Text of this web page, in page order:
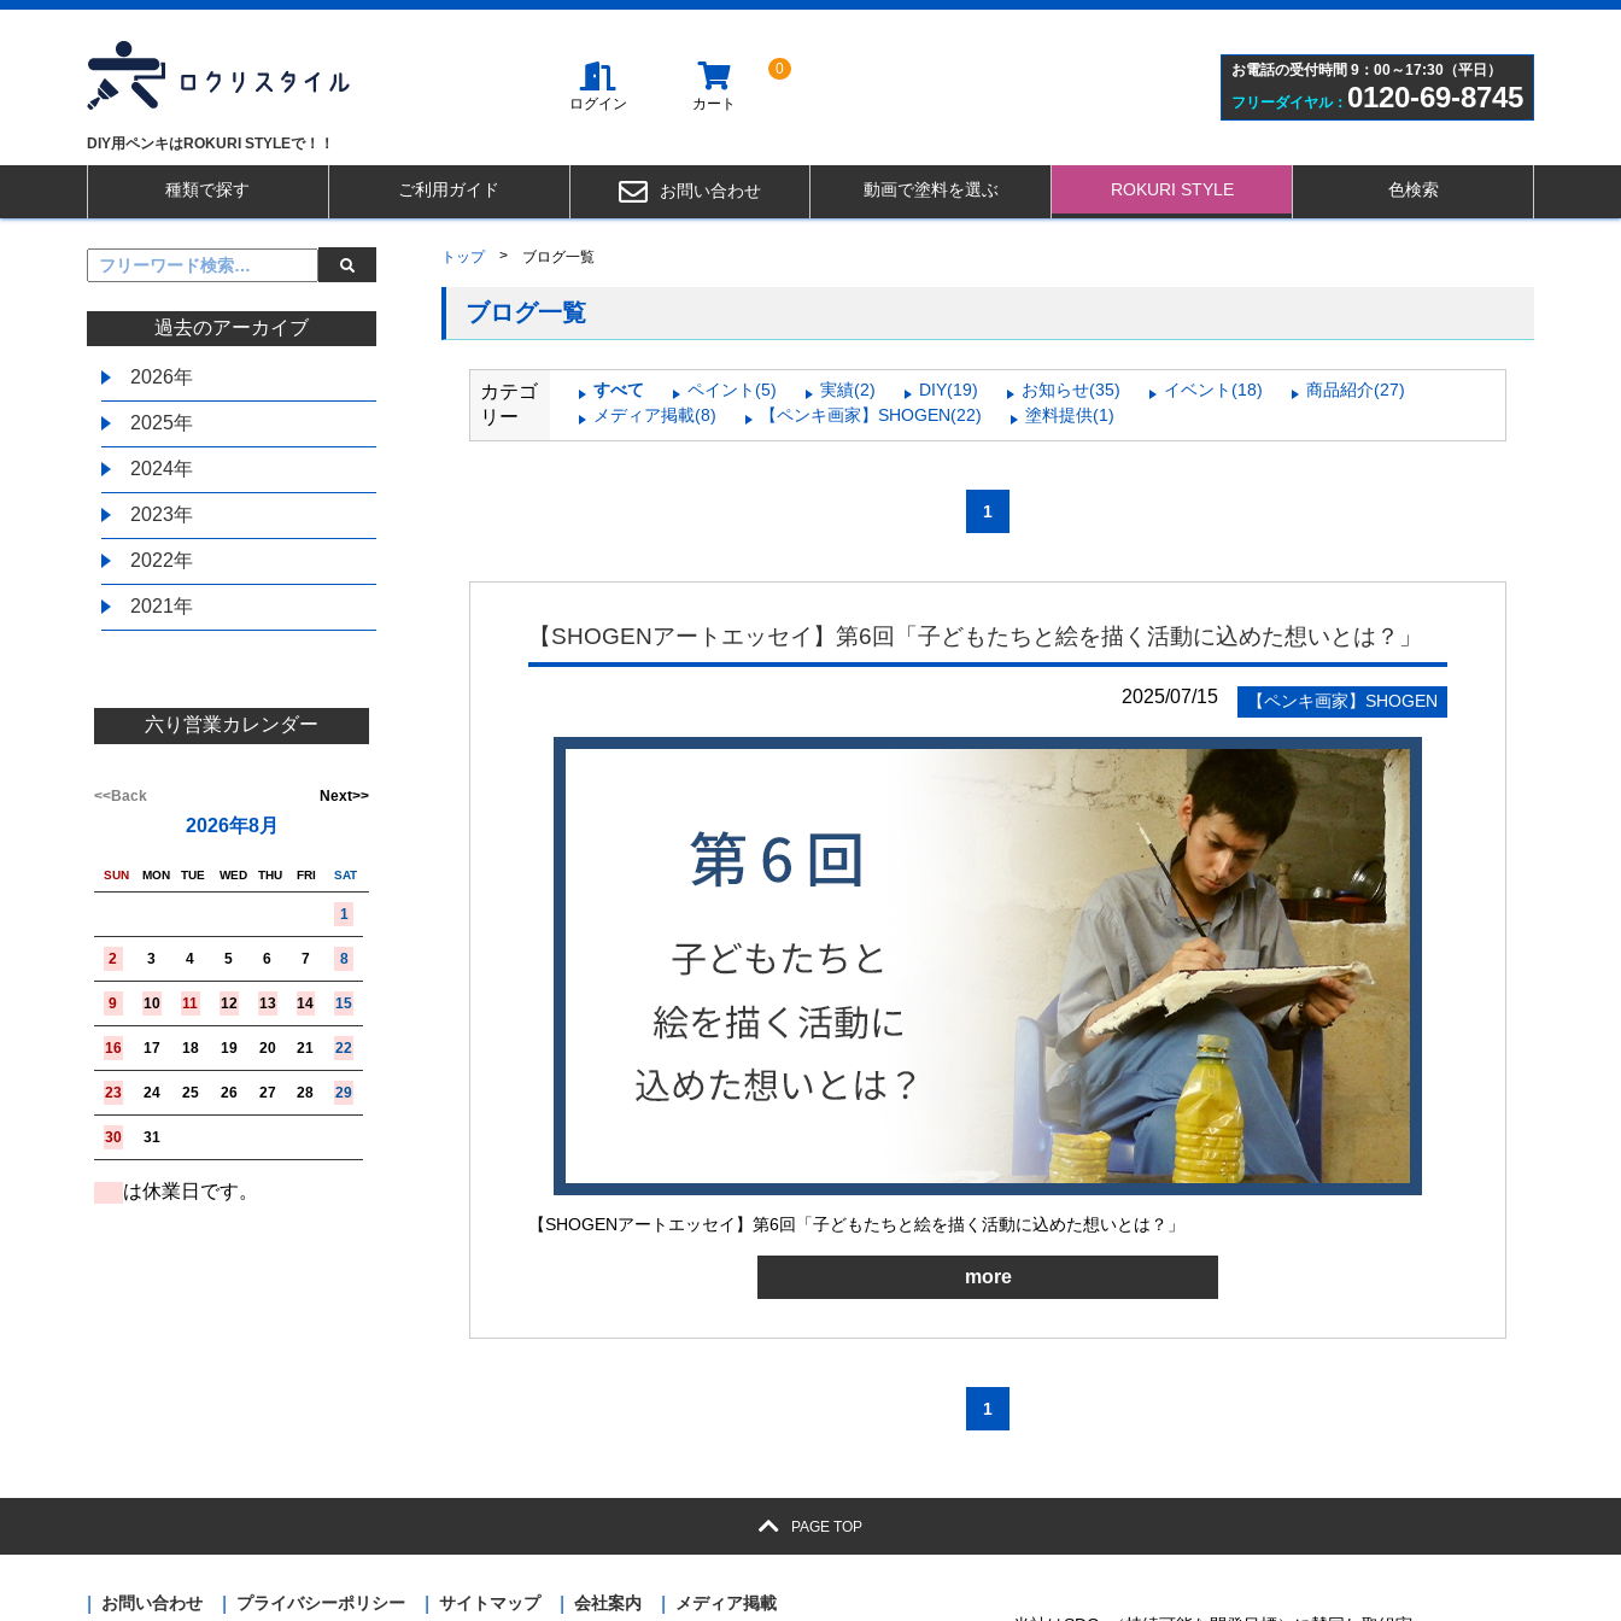
DIY用ペンキはROKURI STYLEで！！
ログイン カート
0
お電話の受付時間 9：00～17:30（平日）
フリーダイヤル： 0120-69-8745
種類で探す ご利用ガイド お問い合わせ 動画で塗料を選ぶ ROKURI STYLE 色検索
過去のアーカイブ
2026年
2025年
2024年
2023年
2022年
2021年
六り営業カレンダー
<<Back Next>>
2026年8月
SUN MON TUE WED THU FRI SAT
1
2 3 4 5 6 7 8
9 10 11 12 13 14 15
16 17 18 19 20 21 22
23 24 25 26 27 28 29
30 31
は休業日です。
トップ > ブログ一覧
ブログ一覧
カテゴ
リー
すべて ペイント(5) 実績(2) DIY(19) お知らせ(35) イベント(18)
商品紹介(27)
メディア掲載(8)
【ペンキ画家】SHOGEN(22) 塗料提供(1)
1
【SHOGENアートエッセイ】第6回「子どもたちと絵を描く活動に込めた想いとは？」
2025/07/15 【ペンキ画家】SHOGEN
【SHOGENアートエッセイ】第6回「子どもたちと絵を描く活動に込めた想いとは？」
more
1
PAGE TOP
お問い合わせ プライバシーポリシー サイトマップ 会社案内
メディア掲載